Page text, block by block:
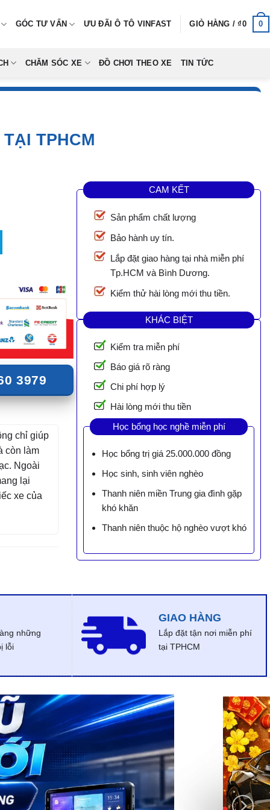
GÓC TƯ VẤN ƯU ĐÃI Ô TÔ VINFAST GIỎ HÀNG /₫0 0
CHĂM SÓC XE ĐỒ CHƠI THEO XE TIN TỨC
TPHCM
số lượng
3979
chỉ giúp
còn làm
Ngoài
lại
xe của
CAM KẾT
Sản phẩm chất lượng
Bảo hành uy tín.
Lắp đặt giao hàng tại nhà miễn phí
Tp.HCM và Bình Dương.
Kiểm thử hài lòng mới thu tiền.
KHÁC BIỆT
Kiểm tra miễn phí
Báo giá rõ ràng
Chi phí hợp lý
Hài lòng mới thu tiền
Học bổng học nghề miễn phí
Học bổng trị giá 25.000.000 đồng
Học sinh, sinh viên nghèo
Thanh niên miền Trung gia đình gặp
khó khăn
Thanh niên thuộc hộ nghèo vượt khó
những
lỗi
GIAO HÀNG
Lắp đặt tận nơi miễn phí
tại TPHCM